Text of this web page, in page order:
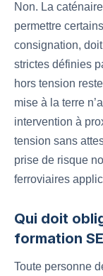
Non. La
permettre
consignation,
strictes définies
hors tension
mise à la terre
intervention à
tension sans
prise de risque
ferroviaires
Qui doit
formation
Toute personne